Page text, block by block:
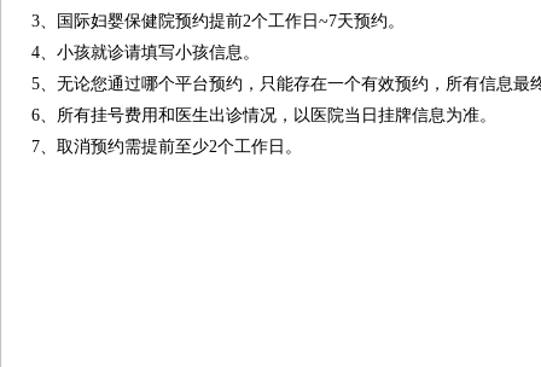
3、国际妇婴保健院预约提前2个工作日~7天预约。
4、小孩就诊请填写小孩信息。
5、无论您通过哪个平台预约，只能存在一个有效预约，所有信息最
6、所有挂号费用和医生出诊情况，以医院当日挂牌信息为准。
7、取消预约需提前至少2个工作日。